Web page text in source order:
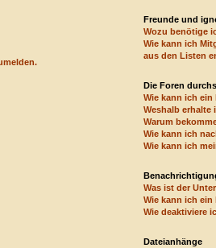
Freunde und
Wozu benötige
Wie kann ich
aus den Listen
Die Foren
Wie kann ich
Weshalb erhalte
Warum
Wie kann ich
Wie kann ich
Was ist der
Wie kann ich
Wie deaktiviere
Dateianhänge